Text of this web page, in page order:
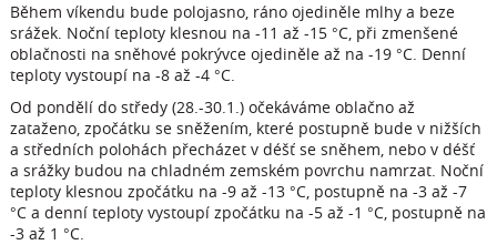
Během víkendu bude polojasno, ráno ojediněle mlhy a beze
srážek. Noční teploty klesnou na -11 až -15 °C, při zmenšené
oblačnosti na sněhové pokrývce ojediněle až na -19 °C. Denní
teploty vystoupí na -8 až -4 °C.
Od pondělí do středy (28.-30.1.) očekáváme oblačno až
zataženo, zpočátku se sněžením, které postupně bude v nižších
a středních polohách přecházet v déšť se sněhem, nebo v déšť
a srážky budou na chladném zemském povrchu namrzat. Noční
teploty klesnou zpočátku na -9 až -13 °C, postupně na -3 až -7
°C a denní teploty vystoupí zpočátku na -5 až -1 °C, postupně na
-3 až 1 °C.